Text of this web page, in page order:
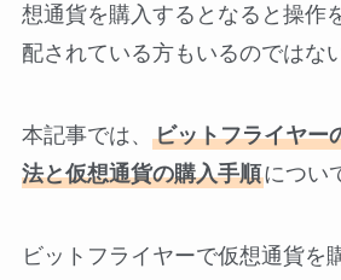
想通貨を購入するとなると操作
配されている方もいるのではな
本記事では、 ビットフライヤー
法と仮想通貨の購入手順につい
ビットフライヤーで仮想通貨を